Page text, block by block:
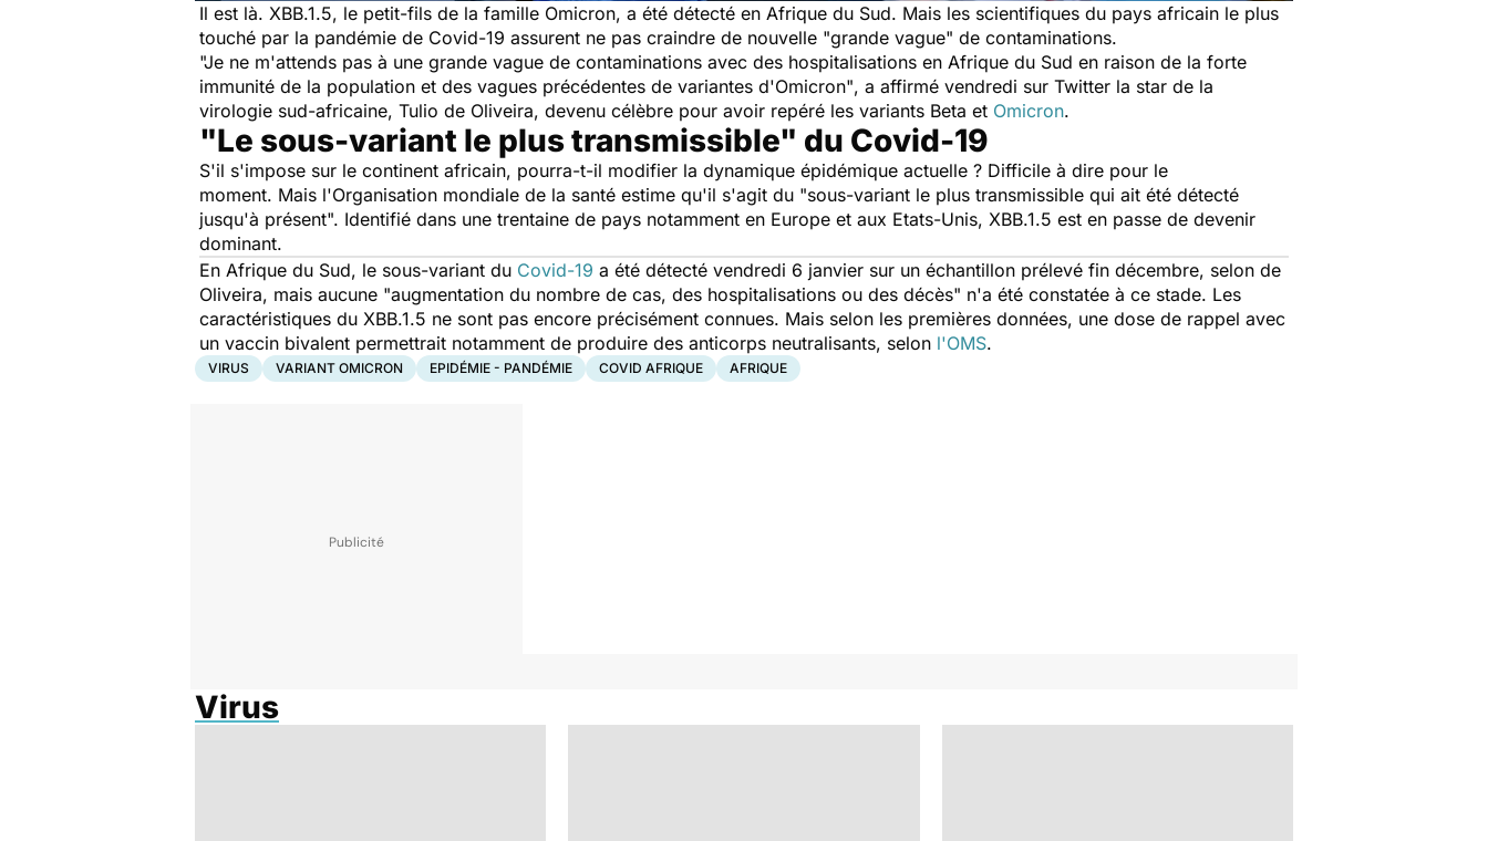
Il est là. XBB.1.5, le petit-fils de la famille Omicron, a été détecté en Afrique du Sud. Mais les scientifiques du pays africain le plus
touché par la pandémie de Covid-19 assurent ne pas craindre de nouvelle "grande vague" de contaminations.
"Je ne m'attends pas à une grande vague de contaminations avec des hospitalisations en Afrique du Sud en raison de la forte
immunité de la population et des vagues précédentes de variantes d'Omicron", a affirmé vendredi sur Twitter la star de la
virologie sud-africaine, Tulio de Oliveira, devenu célèbre pour avoir repéré les variants Beta et Omicron.
"Le sous-variant le plus transmissible" du Covid-19
S'il s'impose sur le continent africain, pourra-t-il modifier la dynamique épidémique actuelle ? Difficile à dire pour le
moment. Mais l'Organisation mondiale de la santé estime qu'il s'agit du "sous-variant le plus transmissible qui ait été détecté
jusqu'à présent". Identifié dans une trentaine de pays notamment en Europe et aux Etats-Unis, XBB.1.5 est en passe de devenir
dominant.
En Afrique du Sud, le sous-variant du Covid-19 a été détecté vendredi 6 janvier sur un échantillon prélevé fin décembre, selon de
Oliveira, mais aucune "augmentation du nombre de cas, des hospitalisations ou des décès" n'a été constatée à ce stade. Les
caractéristiques du XBB.1.5 ne sont pas encore précisément connues. Mais selon les premières données, une dose de rappel avec
un vaccin bivalent permettrait notamment de produire des anticorps neutralisants, selon l'OMS.
VIRUS VARIANT OMICRON EPIDÉMIE - PANDÉMIE COVID AFRIQUE AFRIQUE
Virus